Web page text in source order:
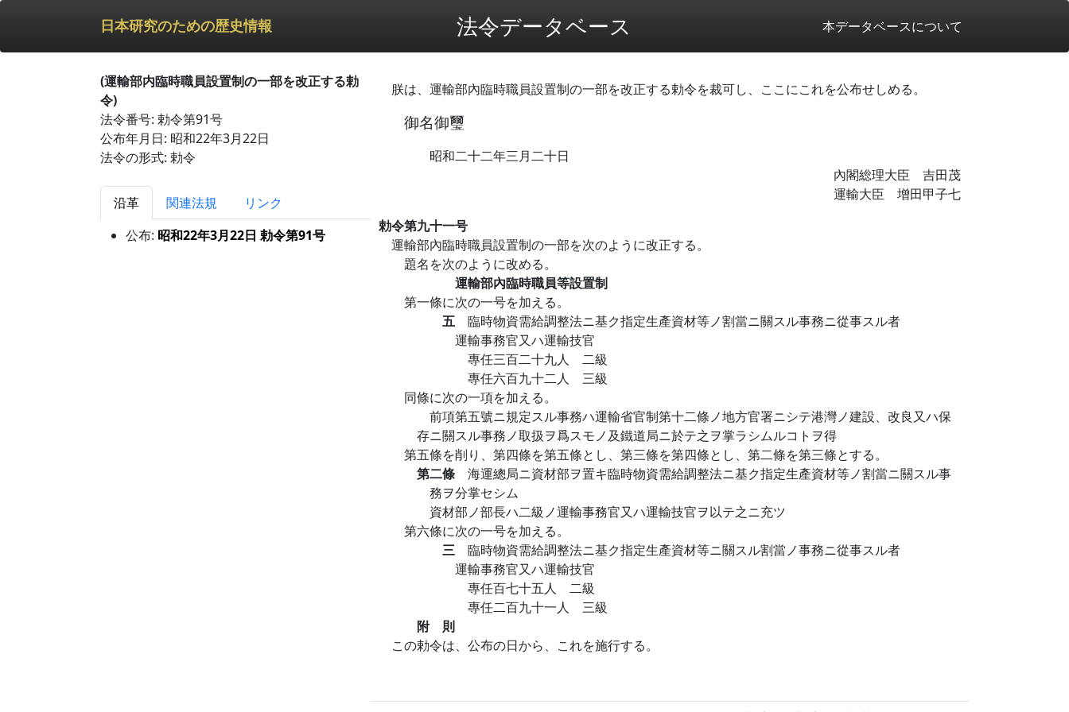
日本研究のための歴史情報 法令データベース 本データベースについて
(運輸部内臨時職員設置制の一部を改正する勅
令)
法令番号: 勅令第91号
公布年月日: 昭和22年3月22日
法令の形式: 勅令
沿革 関連法規
リンク
公布: 昭和22年3月22日 勅令第91号
朕は、運輸部內臨時職員設置制の一部を改正する勅令を裁可し、ここにこれを公布せしめる。
御名御璽
昭和二十二年三月二十日
內閣総理大臣 吉田茂
運輸大臣 增田甲子七
勅令第九十一号
運輸部內臨時職員設置制の一部を次のように改正する。
題名を次のように改める。
運輸部內臨時職員等設置制
第一條に次の一号を加える。
五 臨時物資需給調整法ニ基ク指定生產資材等ノ割當ニ關スル事務ニ從事スル者
運輸事務官又ハ運輸技官
專任三百二十九人 二級
專任六百九十二人 三級
同條に次の一項を加える。
前項第五號ニ規定スル事務ハ運輸省官制第十二條ノ地方官署ニシテ港灣ノ建設、改良又ハ保
存ニ關スル事務ノ取扱ヲ爲スモノ及鐵道局ニ於テ之ヲ掌ラシムルコトヲ得
第五條を削り、第四條を第五條とし、第三條を第四條とし、第二條を第三條とする。
第二條 海運總局ニ資材部ヲ置キ臨時物資需給調整法ニ基ク指定生產資材等ノ割當ニ關スル事
務ヲ分掌セシム
資材部ノ部長ハ二級ノ運輸事務官又ハ運輸技官ヲ以テ之ニ充ツ
第六條に次の一号を加える。
三 臨時物資需給調整法ニ基ク指定生產資材等ニ關スル割當ノ事務ニ從事スル者
運輸事務官又ハ運輸技官
專任百七十五人 二級
專任二百九十一人 三級
附 則
この勅令は、公布の日から、これを施行する。